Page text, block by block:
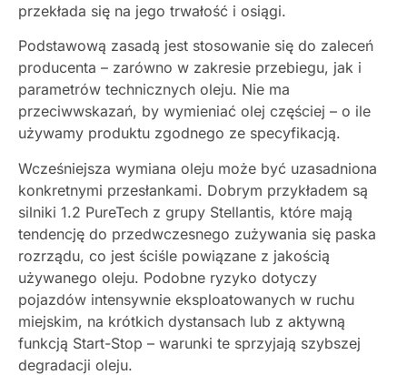
przekłada się na jego trwałość i osiągi.
Podstawową zasadą jest stosowanie się do zaleceń
producenta – zarówno w zakresie przebiegu, jak i
parametrów technicznych oleju. Nie ma
przeciwwskazań, by wymieniać olej częściej – o ile
używamy produktu zgodnego ze specyfikacją.
Wcześniejsza wymiana oleju może być uzasadniona
konkretnymi przesłankami. Dobrym przykładem są
silniki 1.2 PureTech z grupy Stellantis, które mają
tendencję do przedwczesnego zużywania się paska
rozrządu, co jest ściśle powiązane z jakością
używanego oleju. Podobne ryzyko dotyczy
pojazdów intensywnie eksploatowanych w ruchu
miejskim, na krótkich dystansach lub z aktywną
funkcją Start-Stop – warunki te sprzyjają szybszej
degradacji oleju.